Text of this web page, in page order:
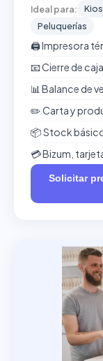
Ideal para:
Peluquerías
🖨️ Impresora
📧 Cierre de
📊 Balance de
✏️ Carta y
📦 Stock
💳 Bizum,
Solicitar